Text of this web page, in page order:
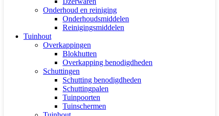
Onderhoud en reiniging
Onderhoudsmiddelen
Reinigingsmiddelen
Tuinhout
Overkappingen
Blokhutten
Overkapping benodigdheden
Schuttingen
Schutting benodigdheden
Schuttingpalen
Tuinpoorten
Tuinschermen